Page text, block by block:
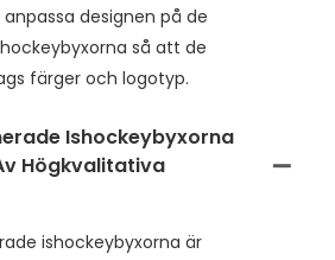
designen på de
så att de
färger och logotyp.
Ishockeybyxorna
Högkvalitativa
ishockeybyxorna är